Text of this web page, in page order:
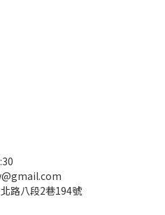
路八段2巷194號